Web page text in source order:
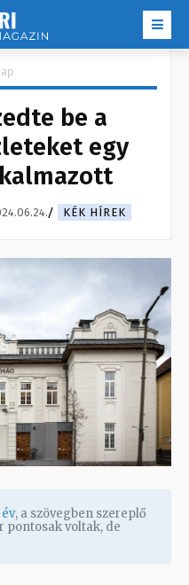
be a
egy
KÉK HÍREK
, a szövegben szereplő
voltak, de